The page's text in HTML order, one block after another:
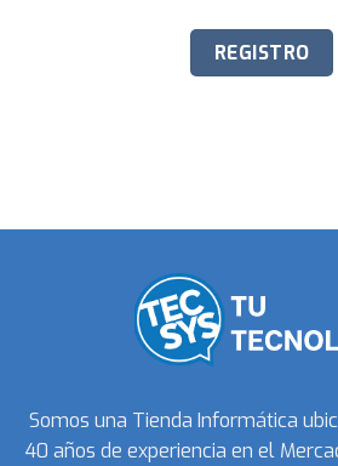
Somos una Tienda Informática
40 años de experiencia en el